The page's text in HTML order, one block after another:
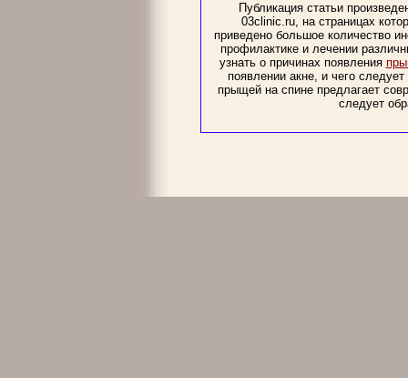
Публикация статьи
03clinic.ru, на страницах
приведено большое количество
профилактике и лечении
узнать о причинах появления
появлении акне, и чего
прыщей на спине предлагает
следует